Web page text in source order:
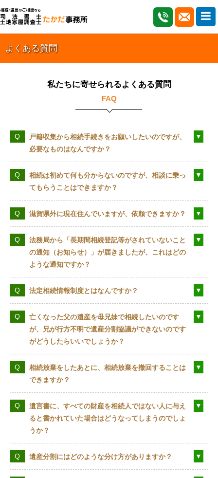
よくある質問
私たちに寄せられるよくある質問
FAQ
戸籍収集から相続手続きをお願いしたいのですが、
必要なものはなんですか？
相続は初めて何も分からないのですが、相談に乗っ
てもらうことはできますか？
滋賀県外に現在住んでいますが、依頼できますか？
法務局から「長期間相続登記等がされていないこと
の通知（お知らせ）」が届きましたが、これはどの
ような通知ですか？
法定相続情報制度とはなんですか？
亡くなった父の遺産を母兄妹で相続したいのです
が、兄が行方不明で遺産分割協議ができないのです
がどうしたらいいでしょうか？
相続放棄をしたあとに、相続放棄を撤回することは
できますか？
遺言書に、すべての財産を相続人ではない人に与え
ると書かれていた場合はどうなってしまうのでしょ
うか？
遺産分割にはどのような分け方がありますか？